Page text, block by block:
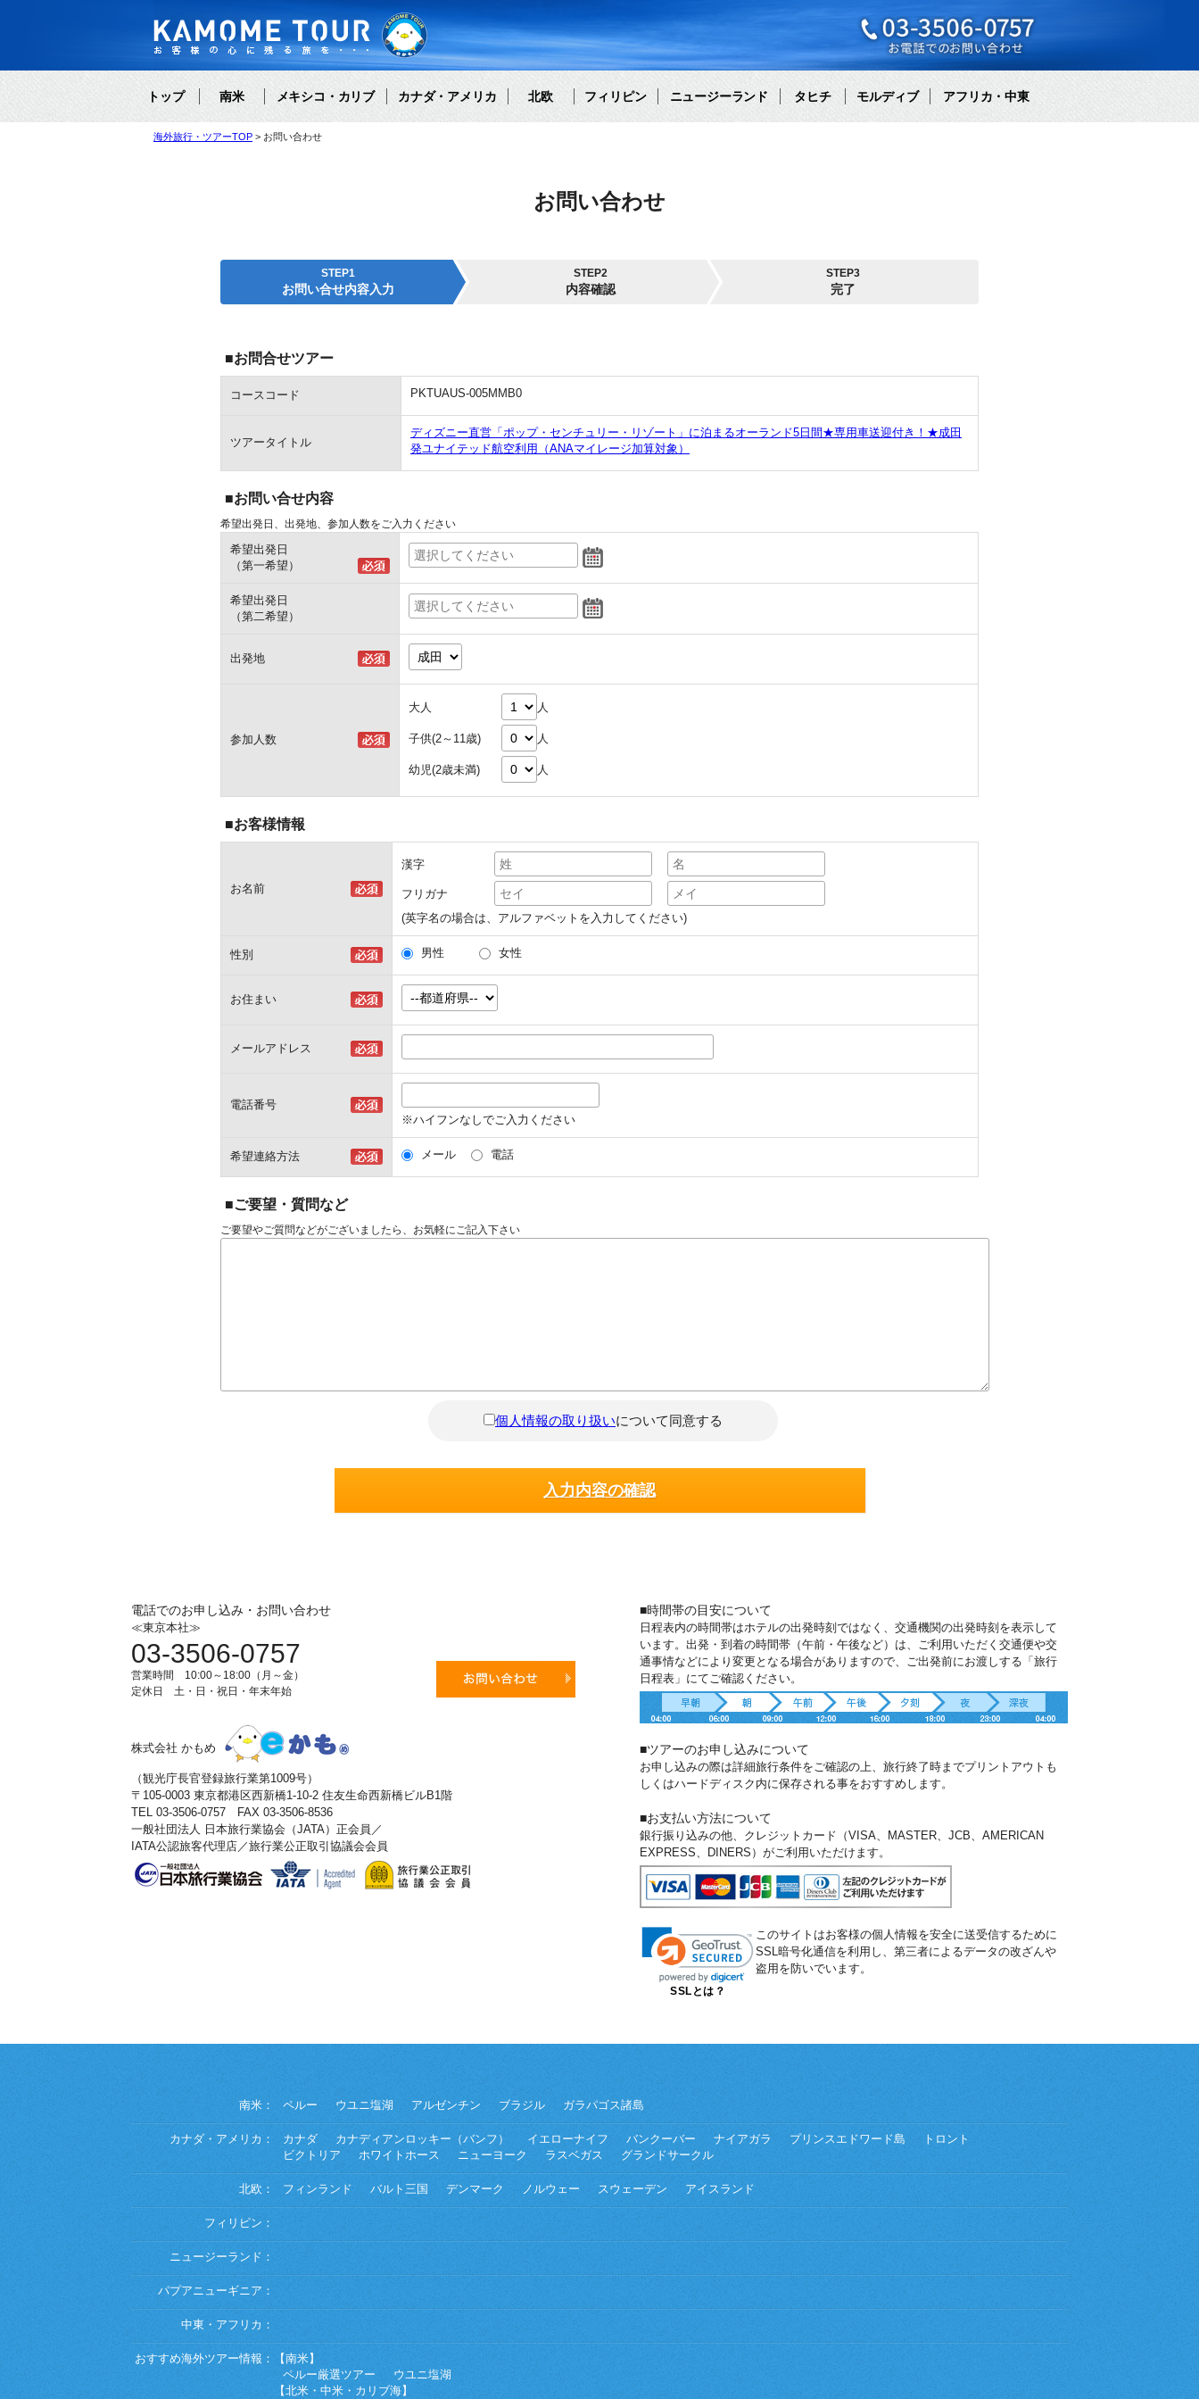
トップ 南米 メキシコ・カリブ カナダ・アメリカ 北欧 フィリピン ニュージーランド タヒチ モルディブ アフリカ・中東
海外旅行・ツアーTOP お問い合わせ
お問い合わせ
STEP1
お問い合せ内容入力
STEP2
内容確認
STEP3
完了
■お問合せツアー
コースコード PKTUAUS-005MMB0
ツアータイトル
ディズニー直営「ポップ・センチュリー・リゾート」に泊まるオーランド5日間★専用車送迎付き！★成田
発ユナイテッド航空利用（ANAマイレージ加算対象）
■お問い合せ内容
希望出発日、出発地、参加人数をご入力ください
希望出発日
（第一希望）
希望出発日
（第二希望）
出発地
参加人数
大人 人
子供(2～11歳) 人
幼児(2歳未満) 人
■お客様情報
お名前
漢字
フリガナ
(英字名の場合は、アルファベットを入力してください)
性別 男性 女性
お住まい
メールアドレス
電話番号
※ハイフンなしでご入力ください
希望連絡方法 メール 電話
■ご要望・質問など
ご要望やご質問などがございましたら、お気軽にご記入下さい
個人情報の取り扱いについて同意する
電話でのお申し込み・お問い合わせ
≪東京本社≫
03-3506-0757
営業時間 10:00～18:00（月～金）
定休日 土・日・祝日・年末年始
株式会社 かもめ
（観光庁長官登録旅行業第1009号）
〒105-0003 東京都港区西新橋1-10-2 住友生命西新橋ビルB1階
TEL 03-3506-0757 FAX 03-3506-8536
一般社団法人 日本旅行業協会（JATA）正会員／
IATA公認旅客代理店／旅行業公正取引協議会会員
■時間帯の目安について
日程表内の時間帯はホテルの出発時刻ではなく、交通機関の出発時刻を表示して
います。出発・到着の時間帯（午前・午後など）は、ご利用いただく交通便や交
通事情などにより変更となる場合がありますので、ご出発前にお渡しする「旅行
日程表」にてご確認ください。
■ツアーのお申し込みについて
お申し込みの際は詳細旅行条件をご確認の上、旅行終了時までプリントアウトも
しくはハードディスク内に保存される事をおすすめします。
■お支払い方法について
銀行振り込みの他、クレジットカード（VISA、MASTER、JCB、AMERICAN
EXPRESS、DINERS）がご利用いただけます。
SSLとは？
このサイトはお客様の個人情報を安全に送受信するために
SSL暗号化通信を利用し、第三者によるデータの改ざんや
盗用を防いでいます。
南米： ペルー ウユニ塩湖 アルゼンチン ブラジル ガラパゴス諸島
カナダ・アメリカ： カナダ カナディアンロッキー（バンフ） イエローナイフ バンクーバー ナイアガラ プリンスエドワード島
トロント
ビクトリア
ホワイトホース ニューヨーク ラスベガス グランドサークル
北欧： フィンランド バルト三国 デンマーク ノルウェー スウェーデン アイスランド
フィリピン：
ニュージーランド：
パプアニューギニア：
中東・アフリカ：
おすすめ海外ツアー情報：
【南米】
ペルー厳選ツアー
ウユニ塩湖
【北米・中米・カリブ海】